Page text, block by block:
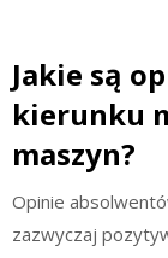
Jakie są
kierunku
maszyn?
Opinie
zazwyczaj